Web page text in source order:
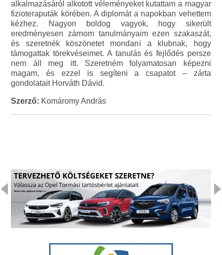
alkalmazásáról alkotott véleményeket kutattam a magyar
fizioteraputák körében. A diplomát a napokban vehettem
kézhez. Nagyon boldog vagyok, hogy sikerült
eredményesen zárnom tanulmányaim ezen szakaszát,
és szeretnék köszönetet mondani a klubnak, hogy
támogattak törekvéseimet. A tanulás és fejlődés persze
nem áll meg itt. Szeretném folyamatosan képezni
magam, és ezzel is segíteni a csapatot – zárta
gondolatait Horváth Dávid.
Szerző: Komáromy András